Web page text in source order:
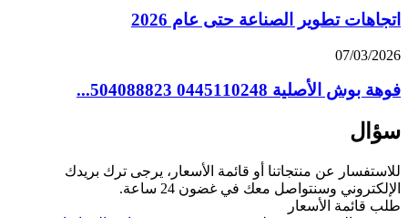
اتجاهات تطوير الصناعة حتى عام 2026
07/03/2026
فوهة بوش الأصلية 0445110248 504088823...
سؤال
للاستفسار عن منتجاتنا أو قائمة الأسعار، يرجى ترك بريدك
الإلكتروني وسنتواصل معك في غضون 24 ساعة.
طلب قائمة الأسعار